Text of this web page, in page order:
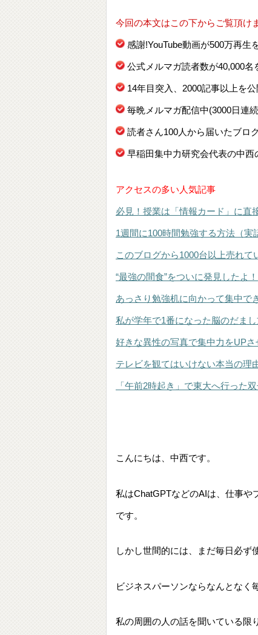
今回の本文はこの下からご覧頂け
感謝!YouTube動画が500万再生
公式メルマガ読者数が40,000名
14年目突入、2000記事以上を公
毎晩メルマガ配信中(3000日連
読者さん100人から届いたブロ
早稲田集中力研究会代表の中西
アクセスの多い人気記事
必見！授業は「情報カード」に直
1週間に100時間勉強する方法（実
このブログから1000台以上売れて
“最強の間食”をついに発見したよ！
あっさり勉強机に向かって集中で
私が学年で1番になった脳のだま
好きな異性の写真で集中力をUPさ
テレビを観てはいけない本当の理
「午前2時起き」で東大へ行った
こんにちは、中西です。
私はChatGPTなどのAIは、仕事や
です。
しかし世間的には、まだ毎日必ず
ビジネスパーソンならなんとなく
私の周囲の人の話を聞いている限